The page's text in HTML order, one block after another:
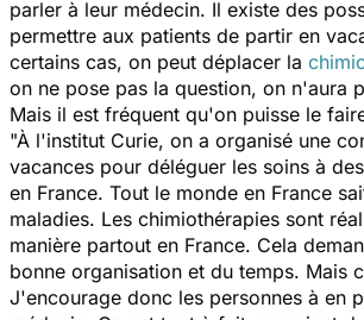
parler à leur médecin. Il existe des
permettre aux patients de partir en
certains cas, on peut déplacer la
on ne pose pas la question, on n'aura
Mais il est fréquent qu'on puisse le
"À l'institut Curie, on a organisé une
vacances pour déléguer les soins à
en France. Tout le monde en France
maladies. Les chimiothérapies sont
manière partout en France. Cela
bonne organisation et du temps. Mais
J'encourage donc les personnes à en